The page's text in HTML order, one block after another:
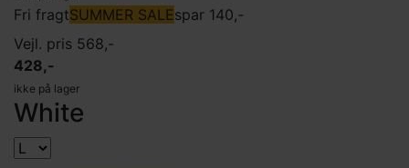
Fri fragtSUMMER SALEspar 140,-
Vejl. pris 568,-
428,-
ikke på lager
White